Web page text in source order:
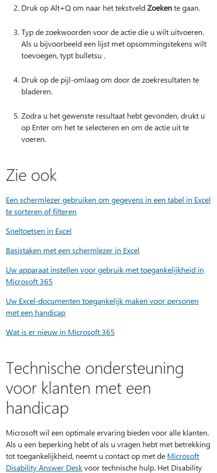
Druk op Alt+Q om naar het tekstveldZoekente gaan.
Typ de zoekwoorden voor de actie die u wilt uitvoeren.
Als u bijvoorbeeld een lijst met opsommingstekens wilt
toevoegen, typt bulletsu .
Druk op de pijl-omlaag om door de zoekresultaten te
bladeren.
Zodra u het gewenste resultaat hebt gevonden, drukt u
op Enter om het te selecteren en om de actie uit te
voeren.
Zie ook
Een schermlezer gebruiken om gegevens in een tabel in Excel
te sorteren of filteren
Sneltoetsen in Excel
Basistaken met een schermlezer in Excel
Uw apparaat instellen voor gebruik met toegankelijkheid in
Microsoft 365
Uw Excel-documenten toegankelijk maken voor personen
met een handicap
Wat is er nieuw in Microsoft 365
Technische ondersteuning
voor klanten met een
handicap
Microsoft wil een optimale ervaring bieden voor alle klanten.
Als u een beperking hebt of als u vragen hebt met betrekking
tot toegankelijkheid, neemt u contact op met de Microsoft
Disability Answer Deskvoor technische hulp. Het Disability